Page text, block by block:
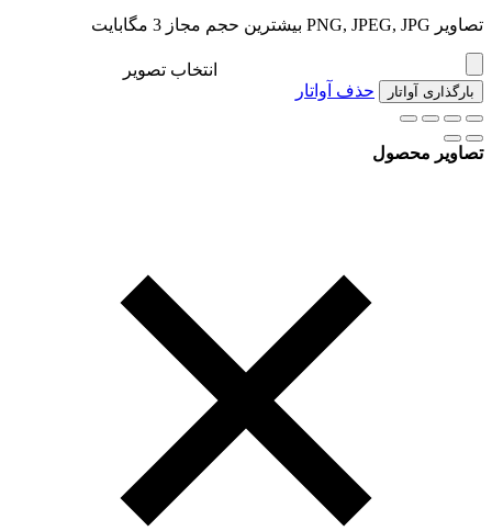
تصاویر PNG, JPEG, JPG بیشترین حجم مجاز 3 مگابایت
انتخاب تصویر
بارگذاری آواتار حذف آواتار
تصاویر محصول